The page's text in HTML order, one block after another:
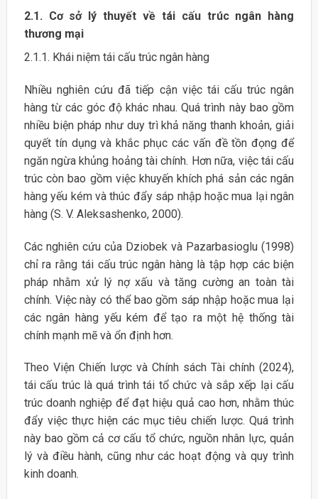
2.1. Cơ sở lý thuyết về tái cấu trúc ngân hàng
thương mại
2.1.1. Khái niệm tái cấu trúc ngân hàng
Nhiều nghiên cứu đã tiếp cận việc tái cấu trúc ngân
hàng từ các góc độ khác nhau. Quá trình này bao gồm
nhiều biện pháp như duy trì khả năng thanh khoản, giải
quyết tín dụng và khắc phục các vấn đề tồn đọng để
ngăn ngừa khủng hoảng tài chính. Hơn nữa, việc tái cấu
trúc còn bao gồm việc khuyến khích phá sản các ngân
hàng yếu kém và thúc đẩy sáp nhập hoặc mua lại ngân
hàng (S. V. Aleksashenko, 2000).
Các nghiên cứu của Dziobek và Pazarbasioglu (1998)
chỉ ra rằng tái cấu trúc ngân hàng là tập hợp các biện
pháp nhằm xử lý nợ xấu và tăng cường an toàn tài
chính. Việc này có thể bao gồm sáp nhập hoặc mua lại
các ngân hàng yếu kém để tạo ra một hệ thống tài
chính mạnh mẽ và ổn định hơn.
Theo Viện Chiến lược và Chính sách Tài chính (2024),
tái cấu trúc là quá trình tái tổ chức và sắp xếp lại cấu
trúc doanh nghiệp để đạt hiệu quả cao hơn, nhằm thúc
đẩy việc thực hiện các mục tiêu chiến lược. Quá trình
này bao gồm cả cơ cấu tổ chức, nguồn nhân lực, quản
lý và điều hành, cũng như các hoạt động và quy trình
kinh doanh.